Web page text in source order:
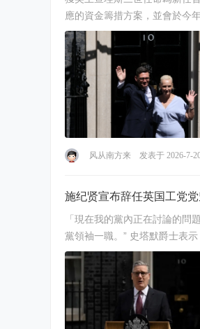
风从南方来 发表于 2026-7-
施纪贤宣布辞任英国工党
「現在我的黨內正在討論的問題是，我是否是
黨領袖一職。”